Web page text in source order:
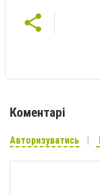
Коментарі
Авторизуватись